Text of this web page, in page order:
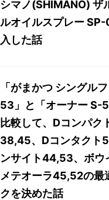
シマノ(SHIMANO) ザ
ルオイルスプレー
入した話
「がまかつ シングル
53」と「オーナー S-
比較して、Dコンパク
38,45、Dコンタクト
ンサイト44,53、ボウ
メテオーラ45,52の最
クを決めた話